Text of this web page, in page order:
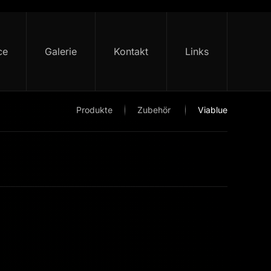
Galerie Kontakt Links
Produkte Zubehör Viablue